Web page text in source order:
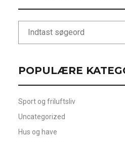
POPULÆRE
Sport og friluftsliv
Uncategorized
Hus og have